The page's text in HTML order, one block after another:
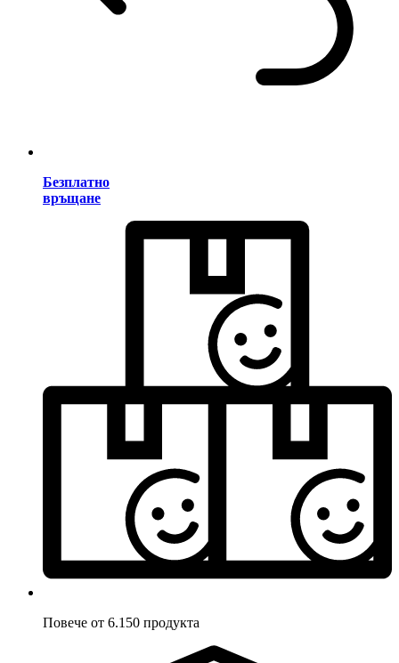
Безплатно
връщане
Повече от 6.150 продукта